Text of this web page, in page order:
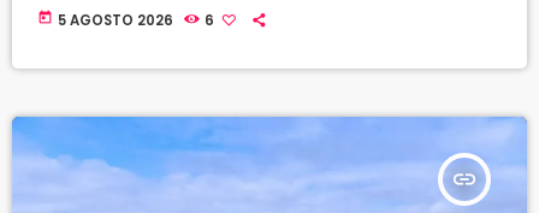
(circa 4,01 miliardi di dollari statunitensi), con un aumento del 4,6%
today 5 AGOSTO 2026 6
insert_link